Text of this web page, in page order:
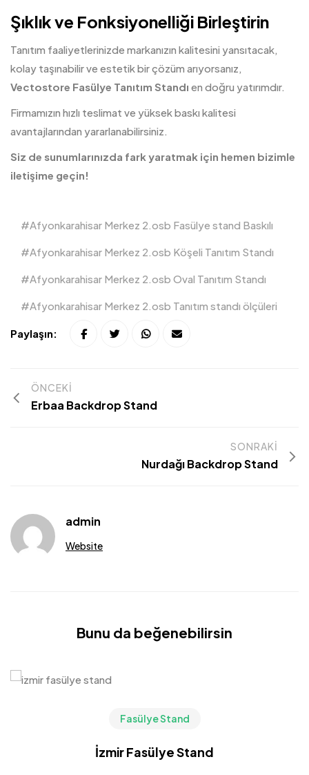
Şıklık ve Fonksiyonelliği Birleştirin
Tanıtım faaliyetlerinizde markanızın kalitesini yansıtacak,
kolay taşınabilir ve estetik bir çözüm arıyorsanız,
Vectostore Fasülye Tanıtım Standı en doğru yatırımdır.
Firmamızın hızlı teslimat ve yüksek baskı kalitesi
avantajlarından yararlanabilirsiniz.
Siz de sunumlarınızda fark yaratmak için hemen bizimle
iletişime geçin!
Afyonkarahisar Merkez 2.osb Fasülye stand Baskılı
Afyonkarahisar Merkez 2.osb Köşeli Tanıtım Standı
Afyonkarahisar Merkez 2.osb Oval Tanıtım Standı
Afyonkarahisar Merkez 2.osb Tanıtım standı ölçüleri
Paylaşın:
ÖNCEKI
Erbaa Backdrop Stand
SONRAKI
Nurdağı Backdrop Stand
admin
Website
Bunu da beğenebilirsin
Fasülye Stand
İzmir Fasülye Stand